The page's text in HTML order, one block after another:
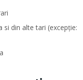
si din alte tari (excepție: